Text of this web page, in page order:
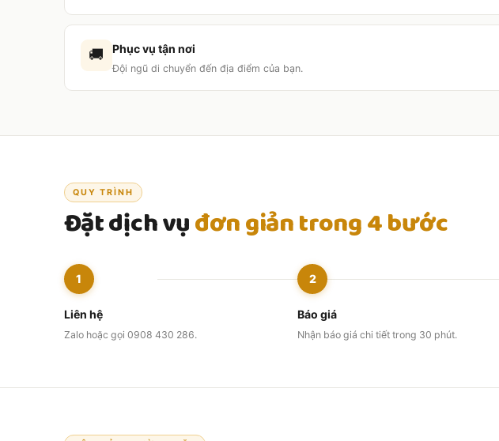
🚚 Phục vụ tận nơi
Đội ngũ di chuyển đến địa điểm của bạn.
QUY TRÌNH
Đặt dịch vụđơn giản trong 4 bước
1
Liên hệ
Zalo hoặc gọi 0908 430 286.
2
Báo giá
Nhận báo giá chi tiết trong 30 phút.